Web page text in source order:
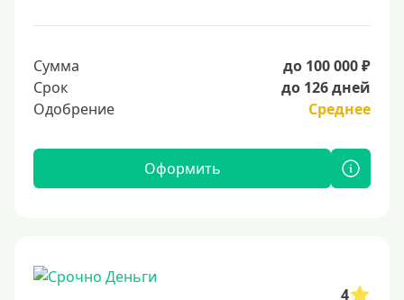
Сумма
до 100 000 ₽
Срок
до 126 дней
Одобрение
Среднее
Оформить
4